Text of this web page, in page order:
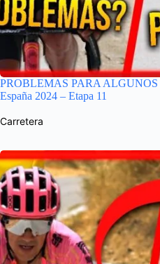
PROBLEMAS PARA ALGUNOS
España 2024 – Etapa 11
Carretera